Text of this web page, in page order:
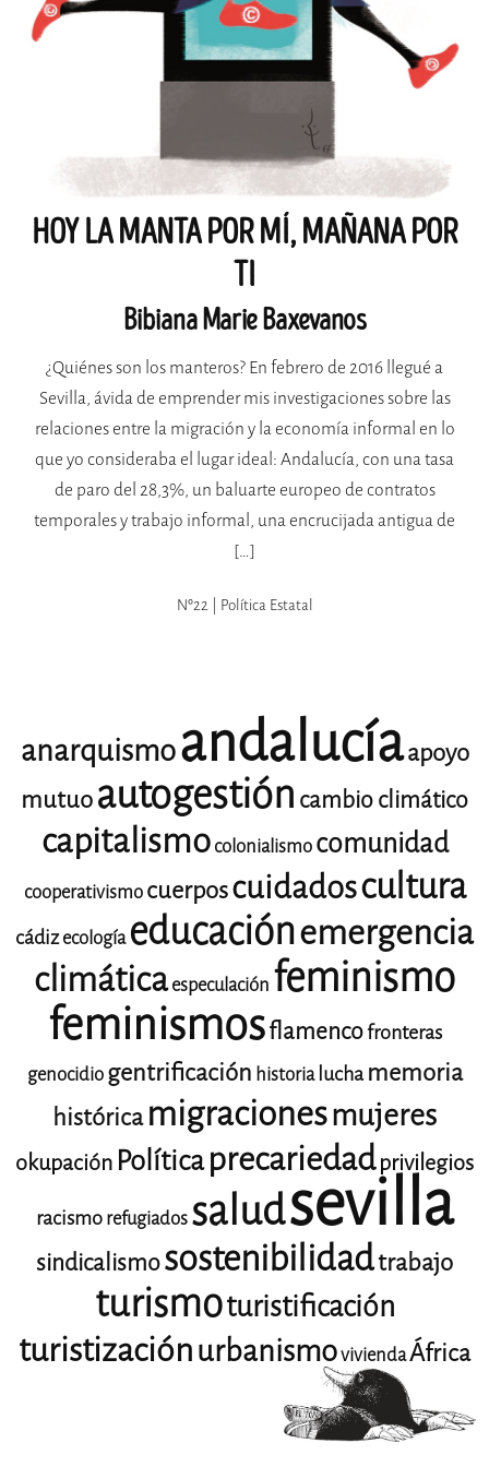
HOY LA MANTA POR MÍ, MAÑANA POR
TI
Bibiana Marie Baxevanos
¿Quiénes son los manteros? En febrero de 2016 llegué a
Sevilla, ávida de emprender mis investigaciones sobre las
relaciones entre la migración y la economía informal en lo
que yo consideraba el lugar ideal: Andalucía, con una tasa
de paro del 28,3%, un baluarte europeo de contratos
temporales y trabajo informal, una encrucijada antigua de
[…]
Nº22 | Política Estatal
anarquismoandalucíaapoyo
mutuoautogestión cambio climático
capitalismocolonialismocomunidad
cooperativismocuerposcuidadoscultura
cádizecología educaciónemergencia
climáticaespeculación feminismo
feminismosflamencofronteras
genocidiogentrificación historialucha memoria
histórica migracionesmujeres
okupaciónPolíticaprecariedadprivilegios
racismorefugiadossaludsevilla
sindicalismosostenibilidadtrabajo
turismoturistificación
turistizaciónurbanismoviviendaÁfrica